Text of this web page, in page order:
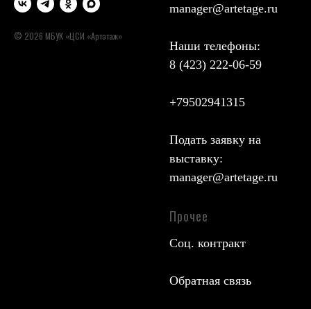
© 2026 МБУК «ЦСИ «Артэтаж»
manager@artetage.ru
Наши телефоны:
8 (423) 222-06-59
+79502941315
Подать заявку на
выставку:
manager@artetage.ru
Прочее
Соц. контракт
Обратная связь